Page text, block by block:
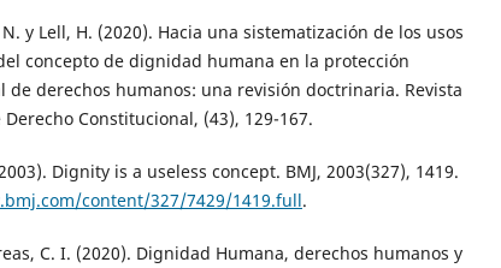
y Lell, H. (2020). Hacia una sistematización de los usos
concepto de dignidad humana en la protección
de derechos humanos: una revisión doctrinaria. Revista
Constitucional, (43), 129-167.
Dignity is a useless concept. BMJ, 2003(327), 1419.
content/327/7429/1419.full.
C. I. (2020). Dignidad Humana, derechos humanos y